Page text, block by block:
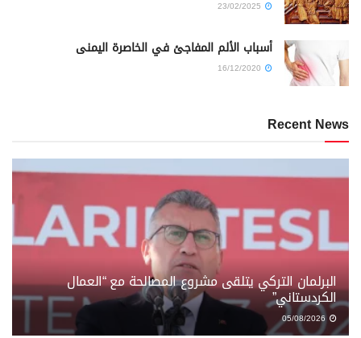
أسباب الألم المفاجئ في الخاصرة اليمنى
Recent News
البرلمان التركي يتلقى مشروع المصالحة مع “العمال
الكردستاني”